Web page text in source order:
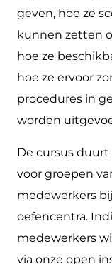
geven, hoe ze
kunnen zetten
hoe ze
hoe ze ervoor
procedures in
worden
De cursus
voor groepen
medewerkers
oefencentra.
medewerkers
via onze open